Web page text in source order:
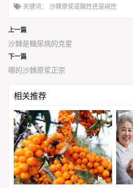
关键词： 沙棘原浆是酸性还是碱性
上一篇
沙棘是糖尿病的克星
下一篇
哪的沙棘原浆正宗
相关推荐